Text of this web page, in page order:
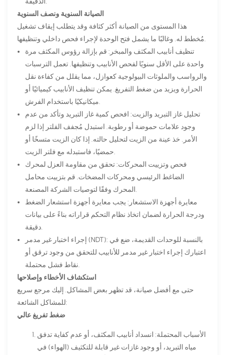
الصيانة السنوية ونصف السنوية
هذا المستوى من الصيانة أكثر كثافة وقد يتطلب إيقاف تشغيل
مُخطط له. وغالبًا ما يشمل فتح الوحدة لإجراء فحص داخلي وتنظيفها.
تنظيف أنابيب المكثف والمبخر: قم بإزالة رؤوس المكثف مرة
واحدة على الأقل سنويًا لفحص الأنابيب وتنظيفها. تعمل الترسبات
والرواسب والملوثات البيولوجية كعوازل، مما يقلل من كفاءة نقل
الحرارة ويزيد من ضغط التفريغ. يمكن تنظيف الأنابيب كيميائيًا أو
ميكانيكيًا باستخدام الفرش.
تحليل غاز التبريد والزيت: افحص كمية غاز التبريد وتأكد من عدم
وجود علامات حموضة أو رطوبة. استبدل مُجفف الفلتر إذا لزم
الأمر. خذ عينة من الزيت لتحليل حالته. إذا كان الزيت متسخًا أو
حمضيًا، فاستبدله مع فلتر الزيت.
فحص وتزييت المحركات: تحقق من مقاومة العزل لمحرك
الضاغط الرئيسي ومحركات المضخات. قم بتزييت محامل
المحرك وفقًا لتوصيات الشركة المصنعة.
معايرة أجهزة الاستشعار: يجب معايرة أجهزة استشعار الضغط
ودرجة الحرارة لضمان اتخاذ نظام التحكم قراراته بناءً على بيانات
دقيقة.
إجراء اختبار غير مدمر (NDT): بالنسبة للوحدات القديمة، ضع في
اعتبارك إجراء اختبار غير مدمر للأنابيب للتحقق من وجود ترقق أو
نقاط فشل محتملة.
استكشاف الأخطاء وإصلاحها
حتى مع أفضل صيانة، قد تظهر بعض المشاكل. إليك مرجع سريع
للمشاكل الشائعة:
ضغط تفريغ عالي
الأسباب المحتملة: انسداد أنابيب المكثف، أو عدم كفاية تدفق
مياه التبريد، أو وجود غازات غير قابلة للتكثيف (الهواء) في